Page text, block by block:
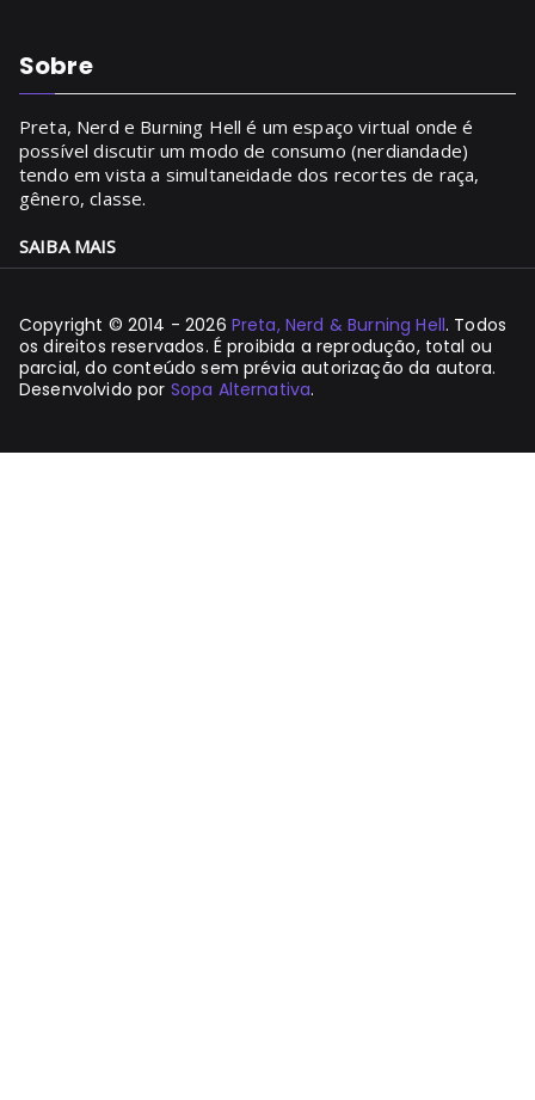
Sobre
Preta, Nerd e Burning Hell é um espaço virtual onde é
possível discutir um modo de consumo (nerdiandade)
tendo em vista a simultaneidade dos recortes de raça,
gênero, classe.
SAIBA MAIS
Copyright © 2014 - 2026 Preta, Nerd & Burning Hell. Todos
os direitos reservados. É proibida a reprodução, total ou
parcial, do conteúdo sem prévia autorização da autora.
Desenvolvido por Sopa Alternativa.